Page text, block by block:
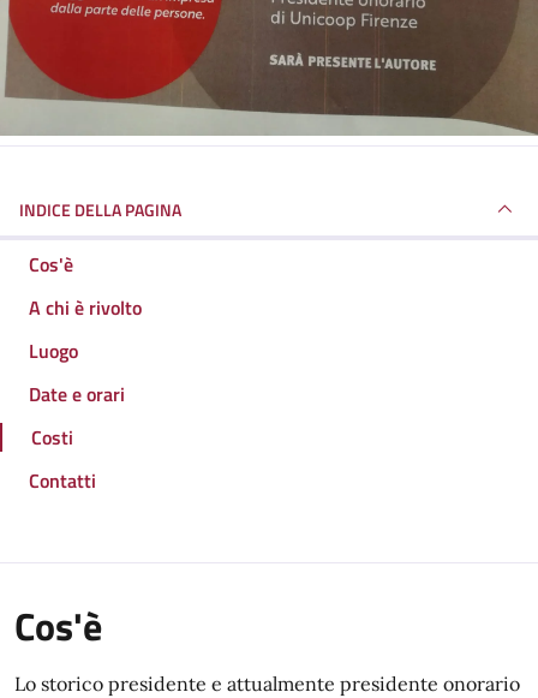
INDICE DELLA PAGINA
Cos'è
A chi è rivolto
Luogo
Date e orari
Costi
Contatti
Cos'è
Lo storico presidente e attualmente presidente onorario